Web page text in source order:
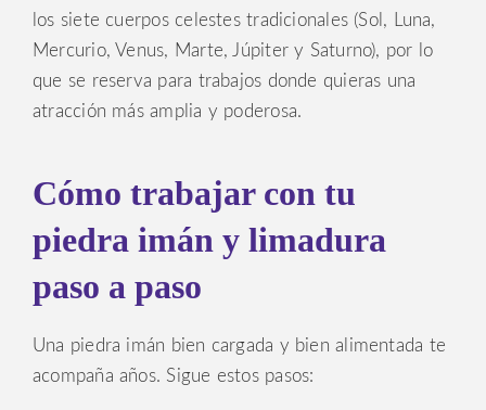
los siete cuerpos celestes tradicionales (Sol, Luna,
Mercurio, Venus, Marte, Júpiter y Saturno), por lo
que se reserva para trabajos donde quieras una
atracción más amplia y poderosa.
Cómo trabajar con tu
piedra imán y limadura
paso a paso
Una piedra imán bien cargada y bien alimentada te
acompaña años. Sigue estos pasos: